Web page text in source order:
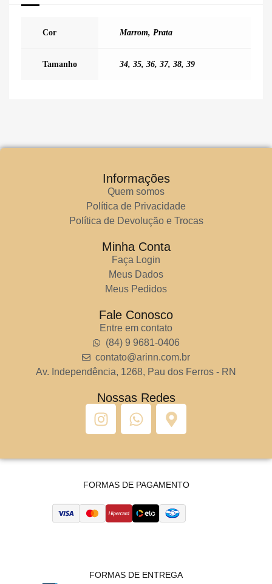
Cor Marrom, Prata
Tamanho 34, 35, 36, 37, 38, 39
Informações
Quem somos
Política de Privacidade
Política de Devolução e Trocas
Minha Conta
Faça Login
Meus Dados
Meus Pedidos
Fale Conosco
Entre em contato
(84) 9 9681-0406
contato@arinn.com.br
Av. Independência, 1268, Pau dos Ferros - RN
Nossas Redes
FORMAS DE PAGAMENTO
FORMAS DE ENTREGA